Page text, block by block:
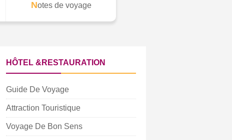
Notes de voyage
HÔTEL &RESTAURATION
Guide De Voyage
Attraction Touristique
Voyage De Bon Sens